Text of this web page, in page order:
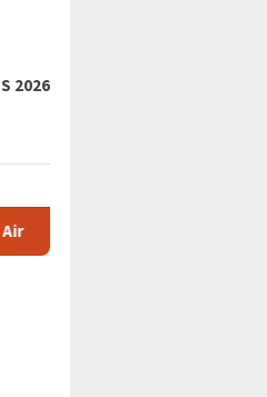
2026
Karimun minta warga tidak